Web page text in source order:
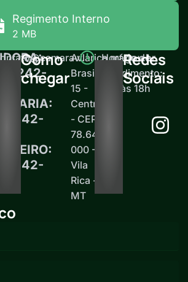
Regimento Interno
2 MB
Como
chegar
Av.
Brasil,
15 -
Centro
- CEP
78.645-
000 -
Vila
Rica -
MT
Horário de
atendimento:
12h às 18h
Redes
Sociais